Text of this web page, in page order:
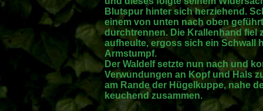
Blutspur hinter sich herziehend.
einem von unten nach oben
durchtrennen. Die Krallenhand fiel
aufheulte, ergoss sich ein Schwall
Armstumpf.
Der Waldelf setzte nun nach und
Verwundungen an Kopf und Hals
am Rande der Hügelkuppe, nahe
keuchend zusammen.